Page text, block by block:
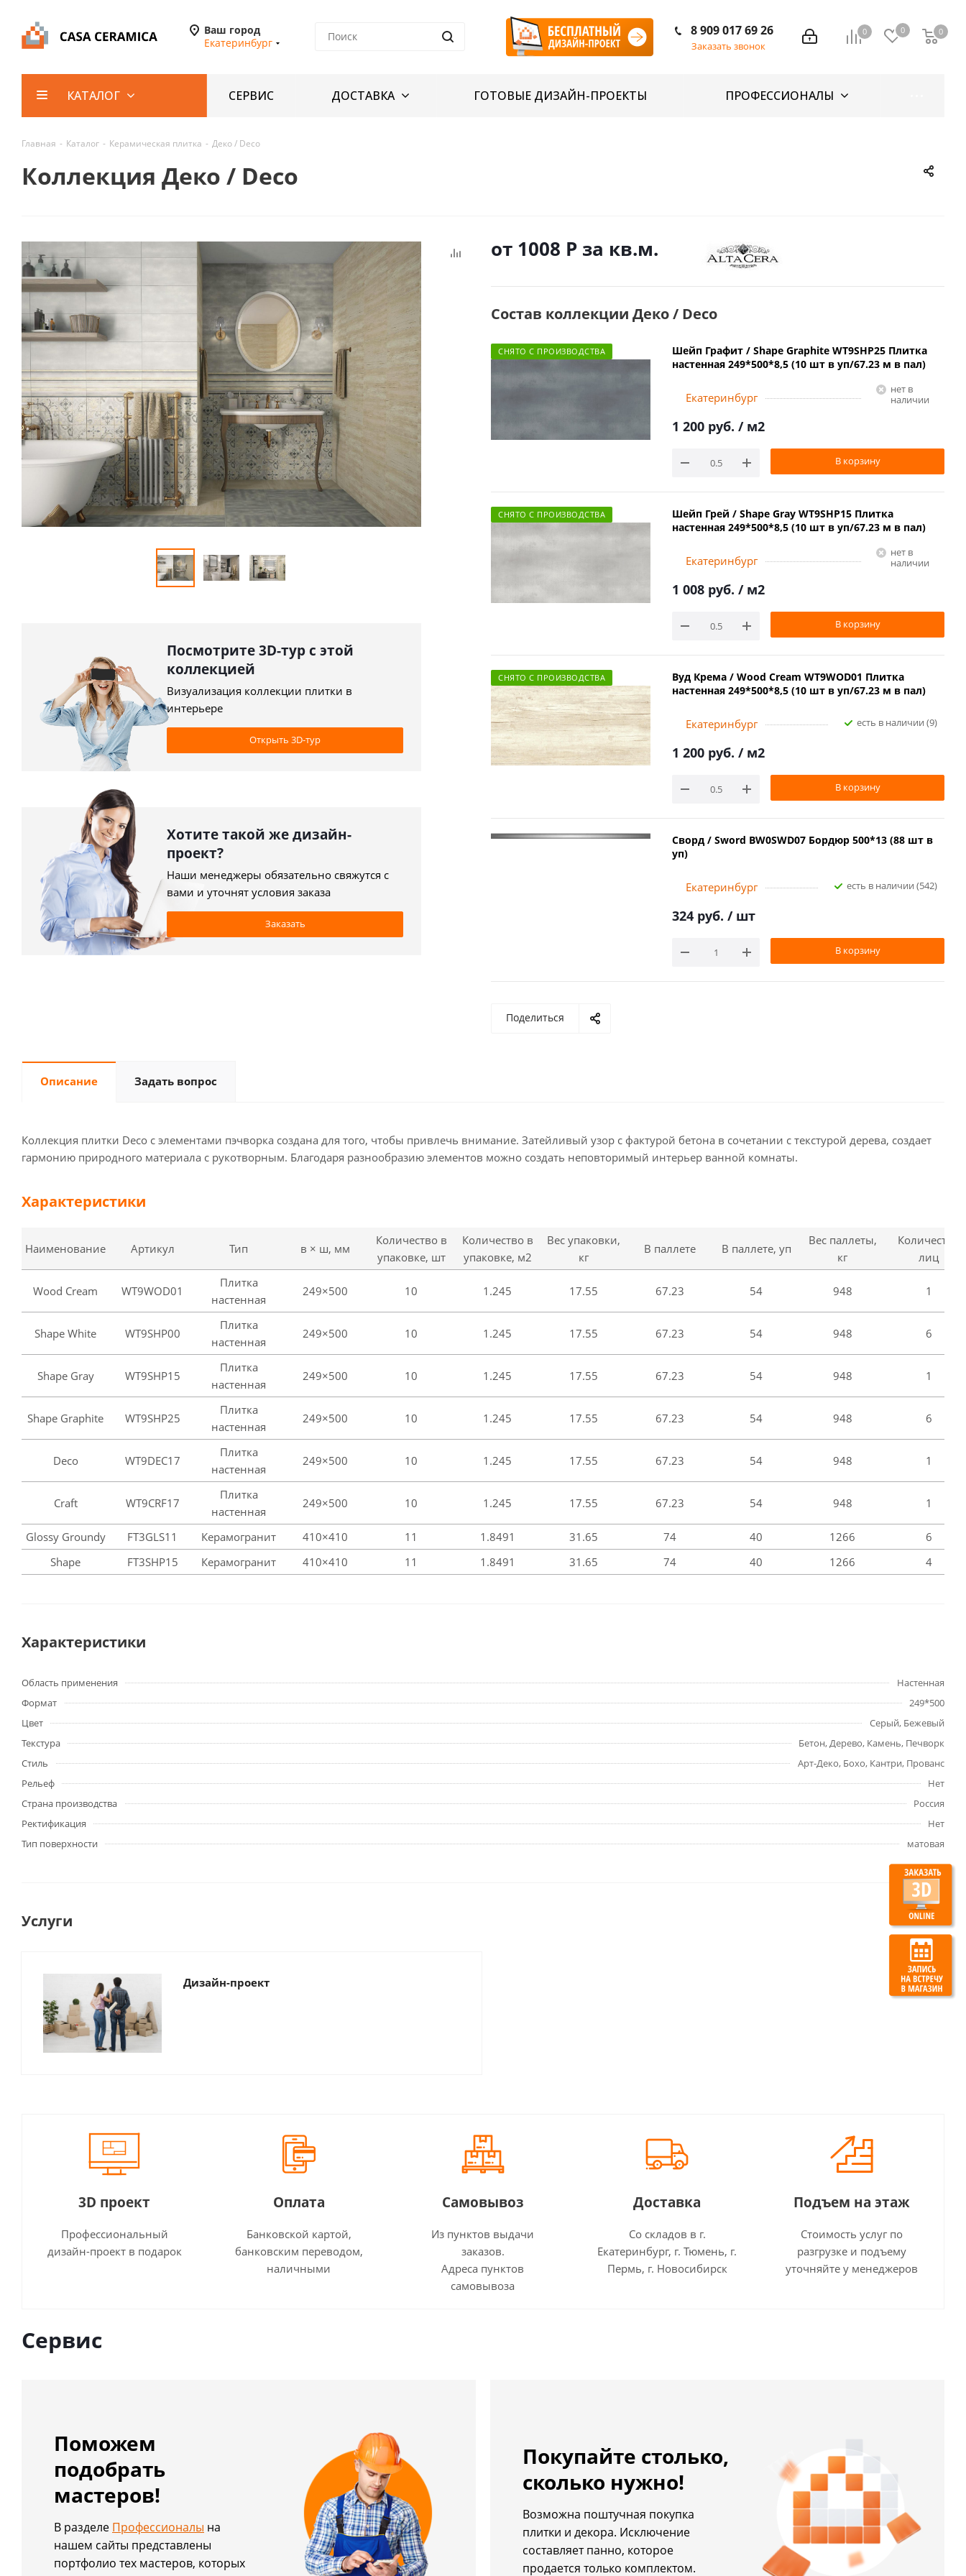
Ваш город
Екатеринбург
0 0 0
8 909 017 69 26
Заказать звонок
КАТАЛОГ СЕРВИС ДОСТАВКА ГОТОВЫЕ ДИЗАЙН-ПРОЕКТЫ ПРОФЕССИОНАЛЫ
Главная - Каталог - Керамическая плитка - Деко / Deco
Коллекция Деко / Deco
Посмотрите 3D-тур с этой
коллекцией
Визуализация коллекции плитки в
интерьере
Открыть 3D-тур
Хотите такой же дизайн-
проект?
Наши менеджеры обязательно свяжутся с
вами и уточнят условия заказа
Заказать
от 1008 Р за кв.м.
Состав коллекции Деко / Deco
СНЯТО С ПРОИЗВОДСТВА
Шейп Графит / Shape Graphite WT9SHP25 Плитка
настенная 249*500*8,5 (10 шт в уп/67.23 м в пал)
Екатеринбург
Нет в
наличии
1 200 руб./ м2
В корзину
СНЯТО С ПРОИЗВОДСТВА
Шейп Грей / Shape Gray WT9SHP15 Плитка
настенная 249*500*8,5 (10 шт в уп/67.23 м в пал)
Екатеринбург
Нет в
наличии
1 008 руб./ м2
В корзину
СНЯТО С ПРОИЗВОДСТВА
Вуд Крема / Wood Cream WT9WOD01 Плитка
настенная 249*500*8,5 (10 шт в уп/67.23 м в пал)
Екатеринбург Есть в наличии (9)
1 200 руб./ м2
В корзину
Сворд / Sword BW0SWD07 Бордюр 500*13 (88 шт в
уп)
Екатеринбург Есть в наличии (542)
324 руб./ шт
В корзину
Поделиться
Описание Задать вопрос
Коллекция плитки Deco с элементами пэчворка создана для того, чтобы привлечь внимание. Затейливый узор с фактурой бетона в сочетании с текстурой дерева, создает
гармонию природного материала с рукотворным. Благодаря разнообразию элементов можно создать неповторимый интерьер ванной комнаты.
Характеристики
Наименование Артикул Тип в × ш, мм
Количество в
упаковке, шт
Количество в
упаковке, м2
Вес упаковки,
кг
В паллете В паллете, уп
Вес паллеты,
кг
Количество
лиц
Wood Cream WT9WOD01
Плитка
настенная
249×500 10 1.245 17.55 67.23 54 948 1
Shape White WT9SHP00
Плитка
настенная
249×500 10 1.245 17.55 67.23 54 948 6
Shape Gray WT9SHP15
Плитка
настенная
249×500 10 1.245 17.55 67.23 54 948 1
Shape Graphite WT9SHP25
Плитка
настенная
249×500 10 1.245 17.55 67.23 54 948 6
Deco WT9DEC17
Плитка
настенная
249×500 10 1.245 17.55 67.23 54 948 1
Craft WT9CRF17
Плитка
настенная
249×500 10 1.245 17.55 67.23 54 948 1
Glossy Groundy FT3GLS11 Керамогранит 410×410 11 1.8491 31.65 74 40 1266
6
Shape
FT3SHP15 Керамогранит 410×410 11 1.8491 31.65 74 40 1266 4
Характеристики
Область применения
Настенная
Формат
249*500
Цвет
Серый, Бежевый
Текстура
Бетон, Дерево, Камень, Печворк
Стиль
Арт-Деко, Бохо, Кантри, Прованс
Рельеф
Нет
Страна производства
Россия
Ректификация
Нет
Тип поверхности
матовая
Услуги
Дизайн-проект
3D проект
Профессиональный
дизайн-проект в подарок
Оплата
Банковской картой,
банковским переводом,
наличными
Самовывоз
Из пунктов выдачи
заказов.
Адреса пунктов
самовывоза
Доставка
Со складов в г.
Екатеринбург, г. Тюмень, г.
Пермь, г. Новосибирск
Подъем на этаж
Стоимость услуг по
разгрузке и подъему
уточняйте у менеджеров
Сервис
Поможем
подобрать
мастеров!
В разделе Профессионалы на
нашем сайты представлены
портфолио тех мастеров, которых
Покупайте столько,
сколько нужно!
Возможна поштучная покупка
плитки и декора. Исключение
составляет панно, которое
продается только комплектом.